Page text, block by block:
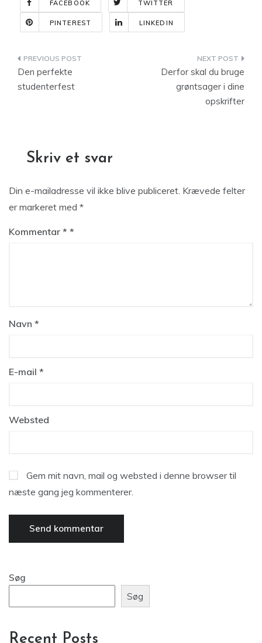
FACEBOOK TWITTER
PINTEREST LINKEDIN
Indlægsnavigation
Den perfekte
studenterfest
Derfor skal du bruge
grøntsager i dine
opskrifter
Skriv et svar
Din e-mailadresse vil ikke blive publiceret. Krævede felter
er markeret med *
Kommentar *
Navn *
E-mail *
Websted
Gem mit navn, mail og websted i denne browser til
næste gang jeg kommenterer.
Søg
Søg
Recent Posts